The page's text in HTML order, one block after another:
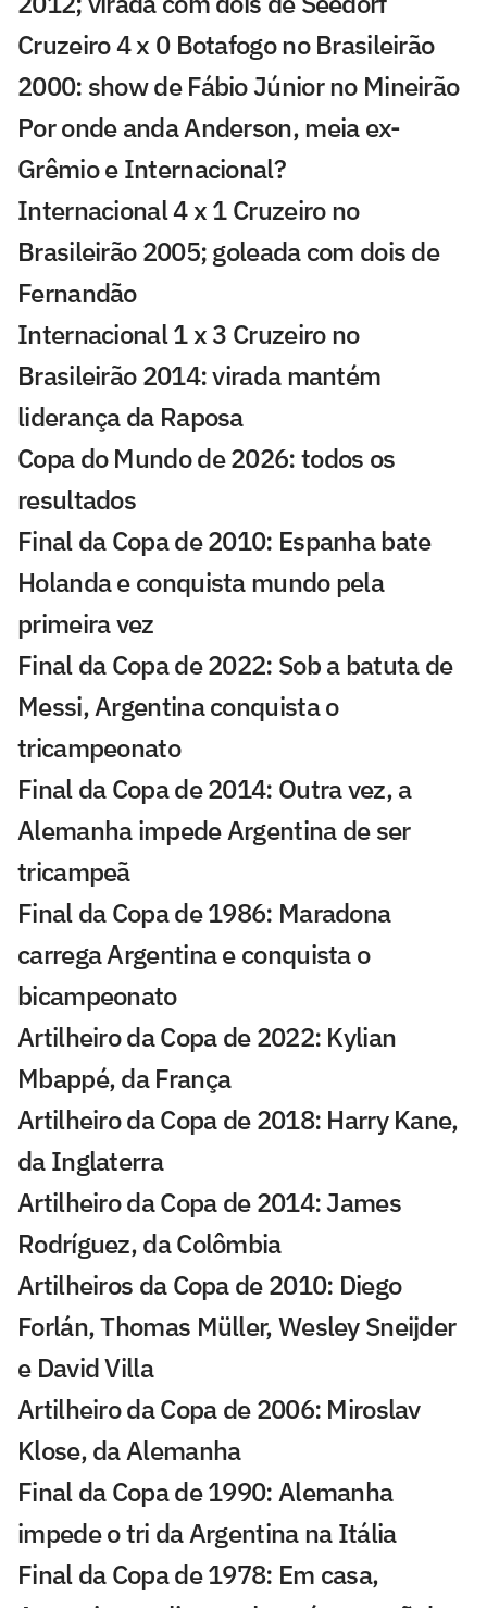
Cruzeiro 4 x 0 Botafogo no Brasileirão
2000: show de Fábio Júnior no Mineirão
Por onde anda Anderson, meia ex-
Grêmio e Internacional?
Internacional 4 x 1 Cruzeiro no
Brasileirão 2005; goleada com dois de
Fernandão
Internacional 1 x 3 Cruzeiro no
Brasileirão 2014: virada mantém
liderança da Raposa
Copa do Mundo de 2026: todos os
resultados
Final da Copa de 2010: Espanha bate
Holanda e conquista mundo pela
primeira vez
Final da Copa de 2022: Sob a batuta de
Messi, Argentina conquista o
tricampeonato
Final da Copa de 2014: Outra vez, a
Alemanha impede Argentina de ser
tricampeã
Final da Copa de 1986: Maradona
carrega Argentina e conquista o
bicampeonato
Artilheiro da Copa de 2022: Kylian
Mbappé, da França
Artilheiro da Copa de 2018: Harry Kane,
da Inglaterra
Artilheiro da Copa de 2014: James
Rodríguez, da Colômbia
Artilheiros da Copa de 2010: Diego
Forlán, Thomas Müller, Wesley Sneijder
e David Villa
Artilheiro da Copa de 2006: Miroslav
Klose, da Alemanha
Final da Copa de 1990: Alemanha
impede o tri da Argentina na Itália
Final da Copa de 1978: Em casa,